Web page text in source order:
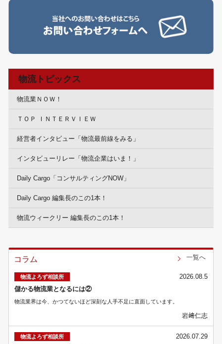
物流トピックス
物流業ＮＯＷ！
ＴＯＰ ＩＮＴＥＲＶＩＥＷ
経営者インタビュー「物流最前線をみる」
インタビューリレー「物流企業はいま！」
Daily Cargo「コンサルティングNOW」
Daily Cargo 編集長のこの1本！
物流ウィークリー 編集長のこの1本！
コラム
物流よろず相談所
2026.08.5
儲かる物流業となるには②
物流業界は今、かつてないほど深刻な人手不足に直面しています。
岩﨑仁志
物流よろず相談所
2026.07.29
一覧へ